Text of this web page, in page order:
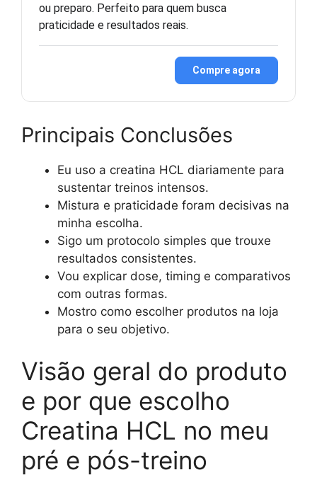
ou preparo. Perfeito para quem busca
praticidade e resultados reais.
Compre agora
Principais Conclusões
Eu uso a creatina HCL diariamente para
sustentar treinos intensos.
Mistura e praticidade foram decisivas na
minha escolha.
Sigo um protocolo simples que trouxe
resultados consistentes.
Vou explicar dose, timing e comparativos
com outras formas.
Mostro como escolher produtos na loja
para o seu objetivo.
Visão geral do produto
e por que escolho
Creatina HCL no meu
pré e pós-treino